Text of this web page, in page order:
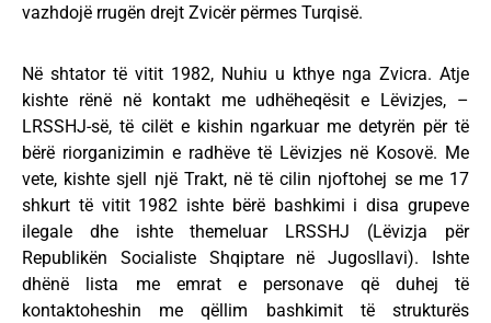
vazhdojë rrugën drejt Zvicër përmes Turqisë.
Në shtator të vitit 1982, Nuhiu u kthye nga Zvicra. Atje
kishte rënë në kontakt me udhëheqësit e Lëvizjes, –
LRSSHJ-së, të cilët e kishin ngarkuar me detyrën për të
bërë riorganizimin e radhëve të Lëvizjes në Kosovë. Me
vete, kishte sjell një Trakt, në të cilin njoftohej se me 17
shkurt të vitit 1982 ishte bërë bashkimi i disa grupeve
ilegale dhe ishte themeluar LRSSHJ (Lëvizja për
Republikën Socialiste Shqiptare në Jugosllavi). Ishte
dhënë lista me emrat e personave që duhej të
kontaktoheshin me qëllim bashkimit të strukturës